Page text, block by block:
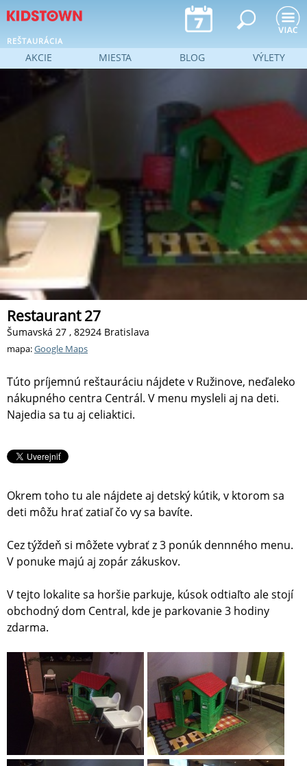
Jump to navigation
REŠTAURÁCIA
Restaurant 27
Šumavská 27 , 82924 Bratislava
mapa:Google Maps
Túto príjemnú reštauráciu nájdete v Ružinove, neďaleko
nákupného centra Centrál. V menu mysleli aj na deti.
Najedia sa tu aj celiaktici.
Okrem toho tu ale nájdete aj detský kútik, v ktorom sa
deti môžu hrať zatiaľ čo vy sa bavíte.
Cez týždeň si môžete vybrať z 3 ponúk dennného menu.
V ponuke majú aj zopár zákuskov.
V tejto lokalite sa horšie parkuje, kúsok odtiaľto ale stojí
obchodný dom Central, kde je parkovanie 3 hodiny
zdarma.
AKCIE MIESTA BLOG VÝLETY